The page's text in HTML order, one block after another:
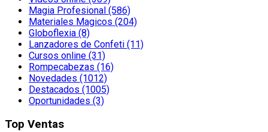
Magia Profesional (586)
Materiales Magicos (204)
Globoflexia (8)
Lanzadores de Confeti (11)
Cursos online (31)
Rompecabezas (16)
Novedades (1012)
Destacados (1005)
Oportunidades (3)
Top Ventas